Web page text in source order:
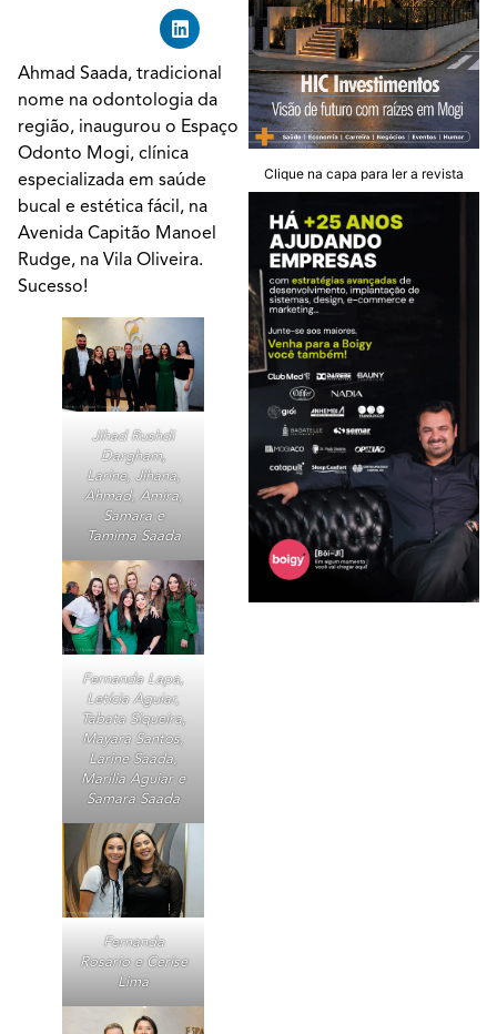
Ahmad Saada, tradicional
nome na odontologia da
região, inaugurou o Espaço
Odonto Mogi, clínica
especializada em saúde
bucal e estética fácil, na
Avenida Capitão Manoel
Rudge, na Vila Oliveira.
Sucesso!
Jihad Rushdi
Dargham,
Larine, Jihana,
Ahmad, Amira,
Samara e
Tamima Saada
Fernanda Lapa,
Letícia Aguiar,
Tabata Siqueira,
Mayara Santos,
Larine Saada,
Marília Aguiar e
Samara Saada
Fernanda
Rosario e Cerise
Lima
Clique na capa para ler a revista